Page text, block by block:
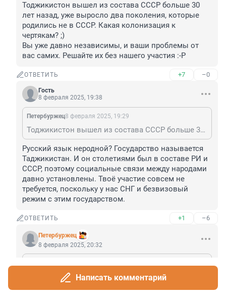
Тоджикистон вышел из состава СССР больше 30
лет назад, уже выросло два поколения, которые
родились не в СССР. Какая колонизация к
чертякам? ;)
Вы уже давно независимы, и ваши проблемы от
вас самих. Решайте их без нашего участия :-Р
ОТВЕТИТЬ +7 –0
Гость
8 февраля 2025, 19:38
Пeтербуржец8 февраля 2025, 19:29
Тоджикистон вышел из состава СССР больше 30 лет назад, уже выросло два поколения, которые родились не в СССР. Какая колонизация к чертякам? ;) Вы уже давно независимы, и ваши проблемы от вас самих. Решайте их без нашего участия :-Р
Русский язык неродной? Государство называется
Таджикистан. И он столетиями был в составе РИ и
СССР, поэтому социальные связи между народами
давно установлены. Твоё участие совсем не
требуется, поскольку у нас СНГ и безвизовый
режим с этим государством.
ОТВЕТИТЬ +1 –6
Пeтербуржец
8 февраля 2025, 20:32
Написать комментарий